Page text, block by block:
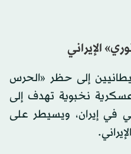
الإيراني
إلى حظر «الحرس
عسكرية نخبوية تهدف إلى
في إيران، ويسيطر على